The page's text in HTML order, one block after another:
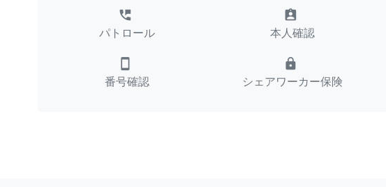
perm_phone_msg
パトロール
assignment_ind
本人確認
smartphone
番号確認
lock
シェアワーカー保険